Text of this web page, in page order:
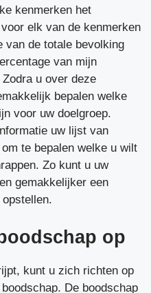
kenmerken het
elk van de kenmerken
van de totale bevolking
van mijn
u over deze
bepalen welke
voor uw doelgroep.
uw lijst van
te bepalen welke u wilt
Zo kunt u uw
gemakkelijker een
op
kunt u zich richten op
De boodschap